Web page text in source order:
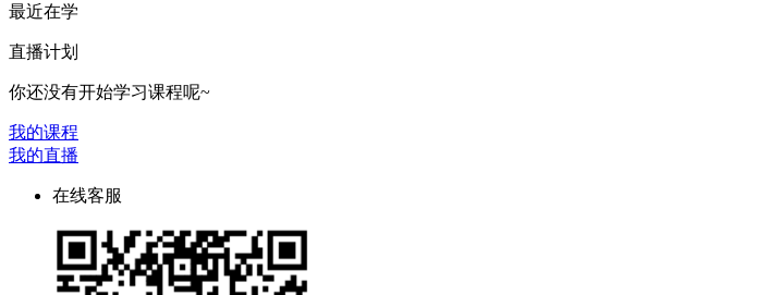
最近在学
直播计划
你还没有开始学习课程呢~
我的课程
我的直播
在线客服